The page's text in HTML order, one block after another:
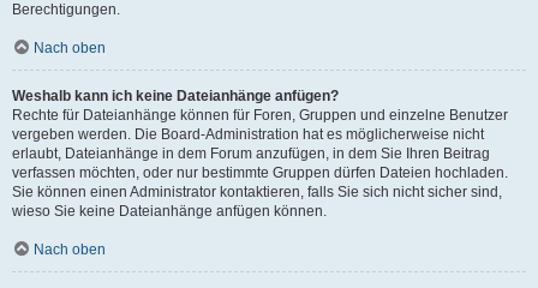
Berechtigungen.
Nach oben
Weshalb kann ich keine Dateianhänge anfügen?
Rechte für Dateianhänge können für Foren, Gruppen und einzelne Benutzer
vergeben werden. Die Board-Administration hat es möglicherweise nicht
erlaubt, Dateianhänge in dem Forum anzufügen, in dem Sie Ihren Beitrag
verfassen möchten, oder nur bestimmte Gruppen dürfen Dateien hochladen.
Sie können einen Administrator kontaktieren, falls Sie sich nicht sicher sind,
wieso Sie keine Dateianhänge anfügen können.
Nach oben